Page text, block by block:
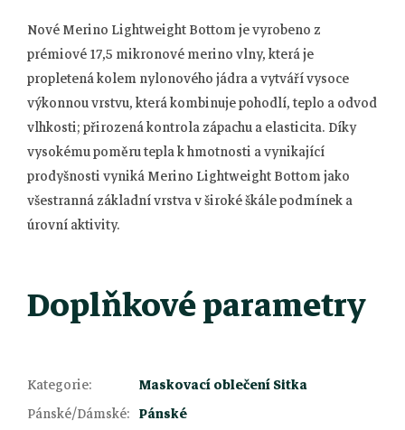
Nové Merino Lightweight Bottom je vyrobeno z
prémiové 17,5 mikronové merino vlny, která je
propletená kolem nylonového jádra a vytváří vysoce
výkonnou vrstvu, která kombinuje pohodlí, teplo a odvod
vlhkosti; přirozená kontrola zápachu a elasticita. Díky
vysokému poměru tepla k hmotnosti a vynikající
prodyšnosti vyniká Merino Lightweight Bottom jako
všestranná základní vrstva v široké škále podmínek a
úrovní aktivity.
Doplňkové parametry
Kategorie:
Maskovací oblečení Sitka
Pánské/Dámské: Pánské